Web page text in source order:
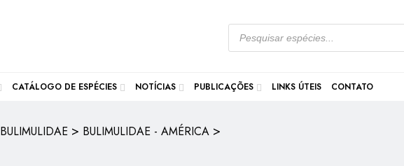
CATÁLOGO DE ESPÉCIES NOTÍCIAS PUBLICAÇÕES LINKS ÚTEIS CONTATO
BULIMULIDAE > BULIMULIDAE - AMÉRICA >